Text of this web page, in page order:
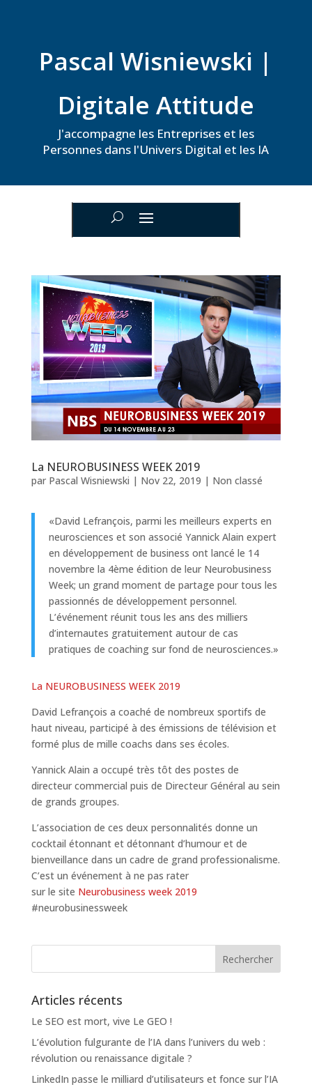
Pascal Wisniewski |
Digitale Attitude
J'accompagne les Entreprises et les
Personnes dans l'Univers Digital et les IA
La NEUROBUSINESS WEEK 2019
par Pascal Wisniewski | Nov 22, 2019 | Non classé
«David Lefrançois, parmi les meilleurs experts en
neurosciences et son associé Yannick Alain expert
en développement de business ont lancé le 14
novembre la 4ème édition de leur Neurobusiness
Week; un grand moment de partage pour tous les
passionnés de développement personnel.
L’événement réunit tous les ans des milliers
d’internautes gratuitement autour de cas
pratiques de coaching sur fond de neurosciences.»
La NEUROBUSINESS WEEK 2019
David Lefrançois a coaché de nombreux sportifs de
haut niveau, participé à des émissions de télévision et
formé plus de mille coachs dans ses écoles.
Yannick Alain a occupé très tôt des postes de
directeur commercial puis de Directeur Général au sein
de grands groupes.
L’association de ces deux personnalités donne un
cocktail étonnant et détonnant d’humour et de
bienveillance dans un cadre de grand professionalisme.
C’est un événement à ne pas rater
sur le site Neurobusiness week 2019
#neurobusinessweek
Articles récents
Le SEO est mort, vive Le GEO !
L’évolution fulgurante de l’IA dans l’univers du web :
révolution ou renaissance digitale ?
LinkedIn passe le milliard d’utilisateurs et fonce sur l’IA